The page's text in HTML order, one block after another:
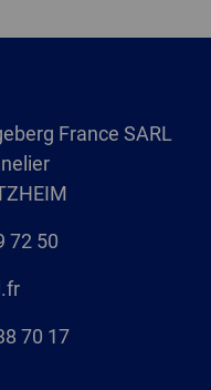
France SARL
72 50
70 17